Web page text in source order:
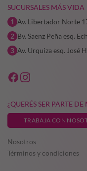
SUCURSALES MÁS VIDA
Av. Libertador Norte
Bv. Saenz Peña esq.
Av. Urquiza esq. José
¿QUERÉS SER PARTE
TRABAJA CON
Nosotros
Términos y condiciones